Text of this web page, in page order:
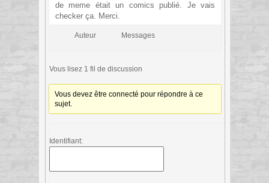
de meme était un comics publié. Je vais
checker ça. Merci.
Auteur Messages
Vous lisez 1 fil de discussion
Vous devez être connecté pour répondre à ce
sujet.
Identifiant: